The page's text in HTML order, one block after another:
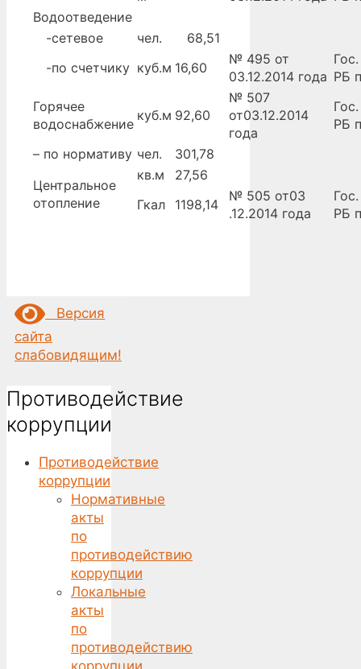
Водоотведение
-сетевое
чел.
68,51
-по счетчику куб.м 16,60
№ 495 от
03.12.2014 года РБ
Горячее
водоснабжение
куб.м 92,60
№ 507
от03.12.2014
года
РБ
– по нормативу чел.
301,78
Центральное
отопление
кв.м
27,56
Гкал
1198,14
№ 505 от03
.12.2014 года
РБ
Версия
сайта
слабовидящим!
Противодействие
коррупции
Противодействие
коррупции
Нормативные
акты
по
противодействию
коррупции
Локальные
акты
по
противодействию